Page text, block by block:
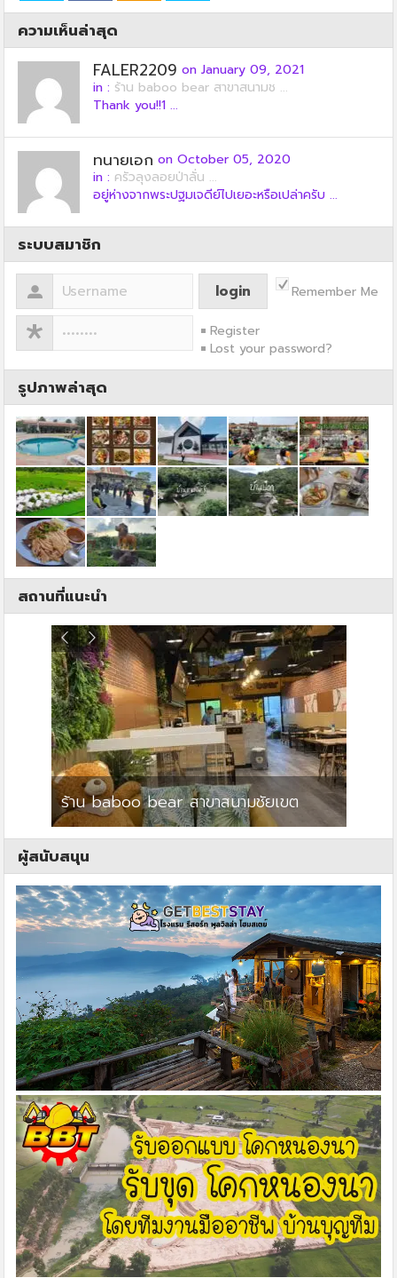
ความเห็นล่าสุด
FALER2209 on January 09, 2021
in : ร้าน baboo bear สาขาสนามช ...
Thank you!!1 ...
ทนายเอก on October 05, 2020
in : ครัวลุงลอยป่าลั่น ...
อยู่ห่างจากพระปฐมเจดีย์ไปเยอะหรือเปล่าครับ ...
ระบบสมาชิก
Remember Me
Register
Lost your password?
รูปภาพล่าสุด
สถานที่แนะนำ
ร้าน baboo bear สาขาสนามชัยเขต
ผู้สนับสนุน